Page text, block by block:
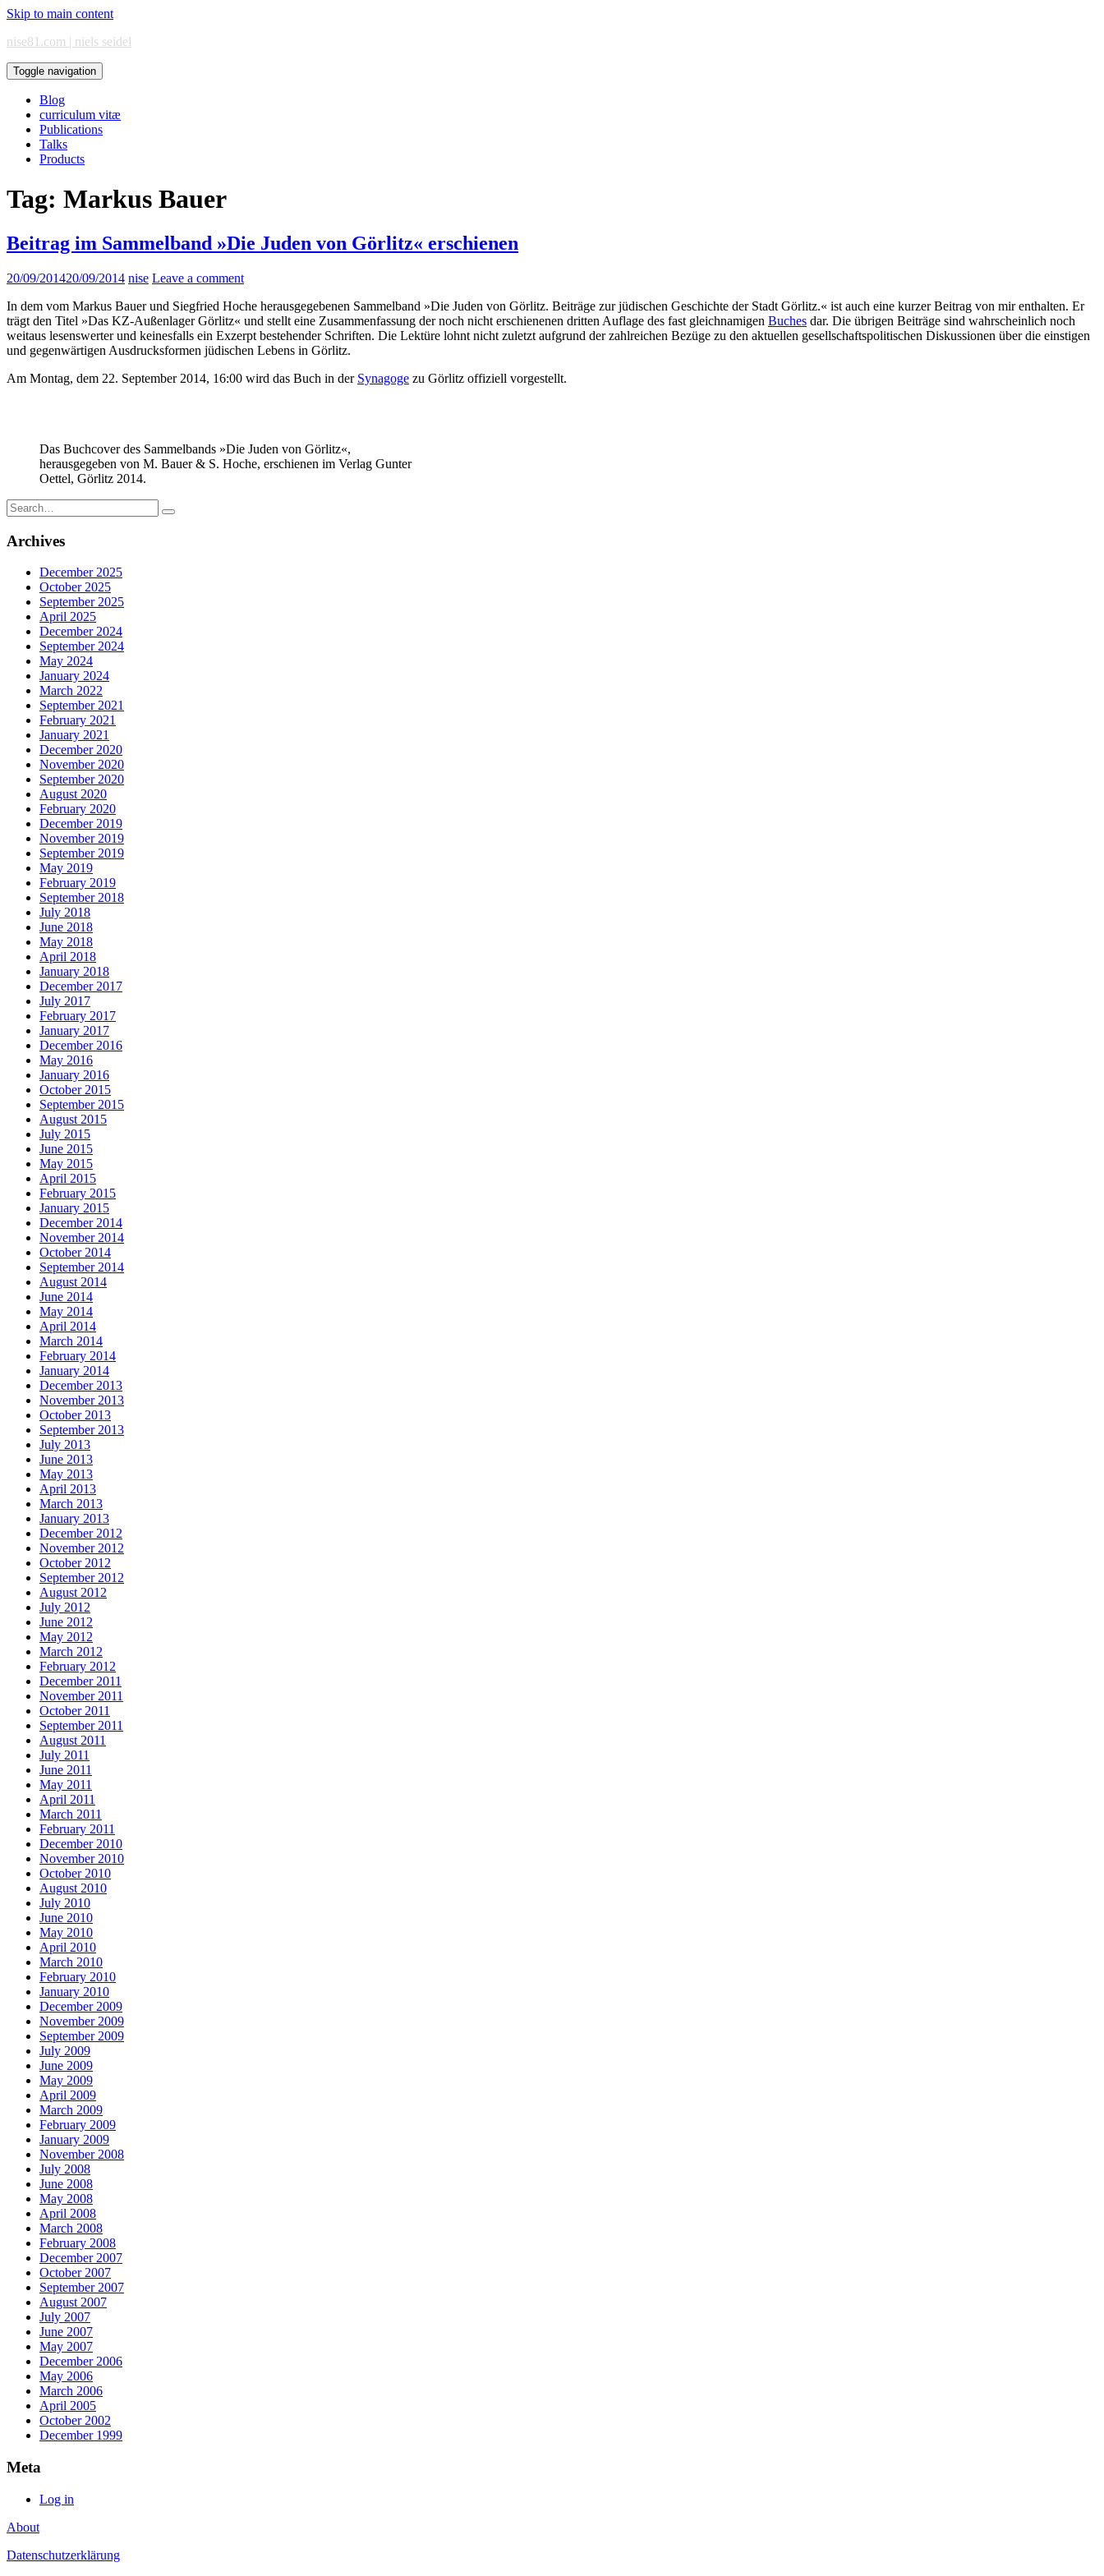
Skip to main content
nise81.com | niels seidel
Toggle navigation
Blog
curriculum vitæ
Publications
Talks
Products
Tag: Markus Bauer
Beitrag im Sammelband »Die Juden von Görlitz« erschienen
20/09/201420/09/2014 nise Leave a comment
In dem vom Markus Bauer und Siegfried Hoche herausgegebenen Sammelband »Die Juden von Görlitz. Beiträge zur jüdischen Geschichte der Stadt Görlitz.« ist auch eine kurzer Beitrag von mir enthalten. Er
trägt den Titel »Das KZ-Außenlager Görlitz« und stellt eine Zusammenfassung der noch nicht erschienenen dritten Auflage des fast gleichnamigen Buches dar. Die übrigen Beiträge sind wahrscheinlich noch
weitaus lesenswerter und keinesfalls ein Exzerpt bestehender Schriften. Die Lektüre lohnt nicht zuletzt aufgrund der zahlreichen Bezüge zu den aktuellen gesellschaftspolitischen Diskussionen über die einstigen
und gegenwärtigen Ausdrucksformen jüdischen Lebens in Görlitz.
Am Montag, dem 22. September 2014, 16:00 wird das Buch in der Synagoge zu Görlitz offiziell vorgestellt.
Das Buchcover des Sammelbands »Die Juden von Görlitz«,
herausgegeben von M. Bauer & S. Hoche, erschienen im Verlag Gunter
Oettel, Görlitz 2014.
Search
for:
Archives
December 2025
October 2025
September 2025
April 2025
December 2024
September 2024
May 2024
January 2024
March 2022
September 2021
February 2021
January 2021
December 2020
November 2020
September 2020
August 2020
February 2020
December 2019
November 2019
September 2019
May 2019
February 2019
September 2018
July 2018
June 2018
May 2018
April 2018
January 2018
December 2017
July 2017
February 2017
January 2017
December 2016
May 2016
January 2016
October 2015
September 2015
August 2015
July 2015
June 2015
May 2015
April 2015
February 2015
January 2015
December 2014
November 2014
October 2014
September 2014
August 2014
June 2014
May 2014
April 2014
March 2014
February 2014
January 2014
December 2013
November 2013
October 2013
September 2013
July 2013
June 2013
May 2013
April 2013
March 2013
January 2013
December 2012
November 2012
October 2012
September 2012
August 2012
July 2012
June 2012
May 2012
March 2012
February 2012
December 2011
November 2011
October 2011
September 2011
August 2011
July 2011
June 2011
May 2011
April 2011
March 2011
February 2011
December 2010
November 2010
October 2010
August 2010
July 2010
June 2010
May 2010
April 2010
March 2010
February 2010
January 2010
December 2009
November 2009
September 2009
July 2009
June 2009
May 2009
April 2009
March 2009
February 2009
January 2009
November 2008
July 2008
June 2008
May 2008
April 2008
March 2008
February 2008
December 2007
October 2007
September 2007
August 2007
July 2007
June 2007
May 2007
December 2006
May 2006
March 2006
April 2005
October 2002
December 1999
Meta
Log in
About
Datenschutzerklärung